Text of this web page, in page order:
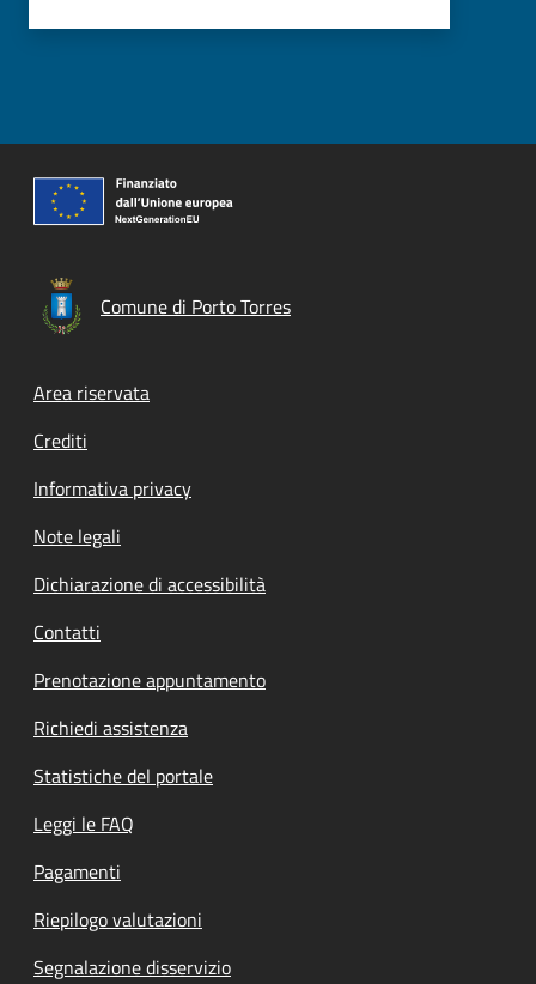
Comune di Porto Torres
Footer menu
Area riservata
Crediti
Informativa privacy
Note legali
Dichiarazione di accessibilità
Contatti
Prenotazione appuntamento
Richiedi assistenza
Statistiche del portale
Leggi le FAQ
Pagamenti
Riepilogo valutazioni
Segnalazione disservizio